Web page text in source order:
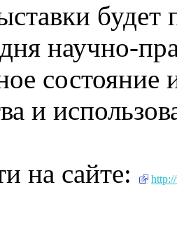
будет
научно-
состояние
и
на сайте: